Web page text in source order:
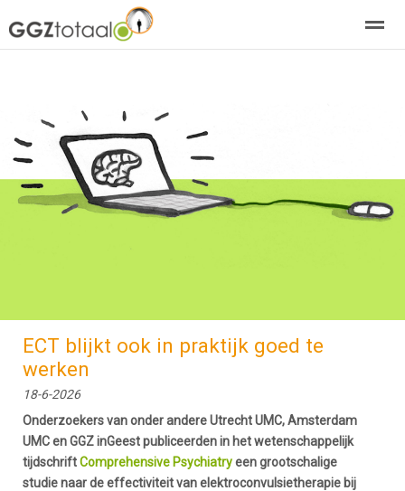
Home Nieuws
ECT blijkt ook in praktijk goed te
werken
18-6-2026
Onderzoekers van onder andere Utrecht UMC, Amsterdam
UMC en GGZ inGeest publiceerden in het wetenschappelijk
tijdschriftComprehensive Psychiatryeen grootschalige
studie naar de effectiviteit van elektroconvulsietherapie bij